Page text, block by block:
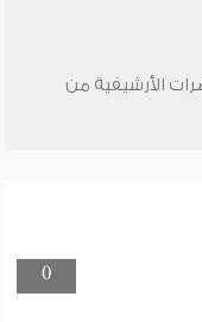
الأرشيفية من
0